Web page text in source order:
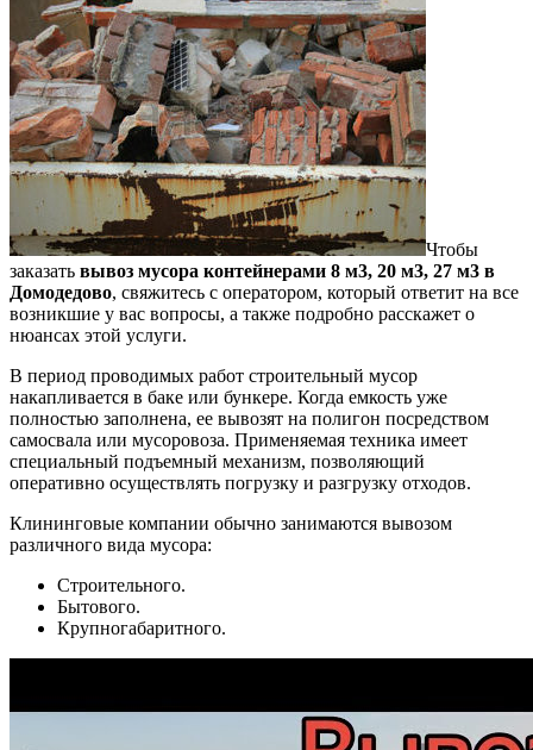
Чтобы
заказать вывоз мусора контейнерами 8 м3, 20 м3, 27 м3 в
Домодедово, свяжитесь с оператором, который ответит на все
возникшие у вас вопросы, а также подробно расскажет о
нюансах этой услуги.
В период проводимых работ строительный мусор
накапливается в баке или бункере. Когда емкость уже
полностью заполнена, ее вывозят на полигон посредством
самосвала или мусоровоза. Применяемая техника имеет
специальный подъемный механизм, позволяющий
оперативно осуществлять погрузку и разгрузку отходов.
Клининговые компании обычно занимаются вывозом
различного вида мусора:
Строительного.
Бытового.
Крупногабаритного.